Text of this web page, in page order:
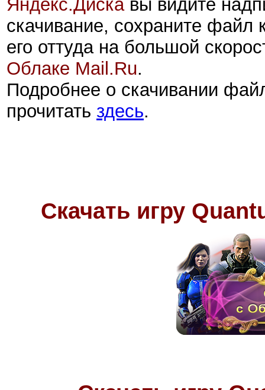
Яндекс.Дискавы видите
скачивание, сохраните файл
его оттуда на большой
Облаке Mail.Ru.
Подробнее о скачивании
прочитать здесь.
Скачать игру